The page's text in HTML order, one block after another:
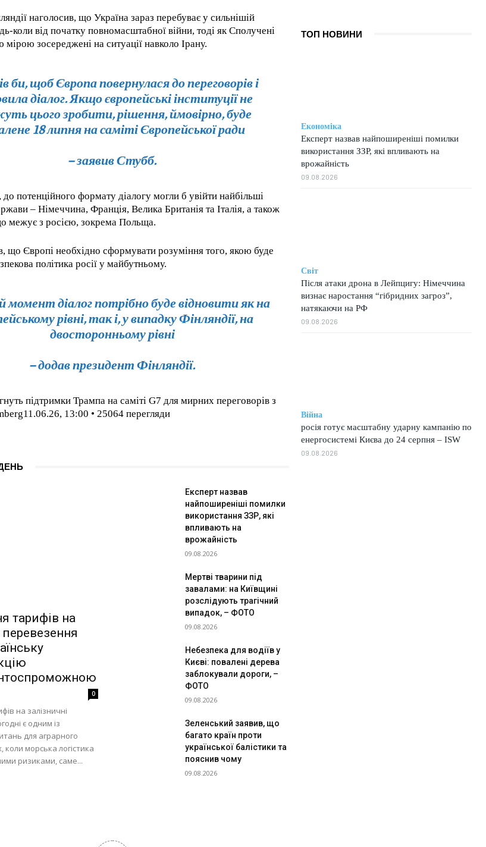
наголосив, що Україна зараз перебуває у сильнішій
коли від початку повномасштабної війни, тоді як Сполучені
зосереджені на ситуації навколо Ірану.
би, щоб Європа повернулася до переговорів і
діалог. Якщо європейські інституції не
цього зробити, рішення, ймовірно, буде
18 липня на саміті Європейської ради
– заявив Стубб.
потенційного формату діалогу могли б увійти найбільші
– Німеччина, Франція, Велика Британія та Італія, а також
межує з росією, зокрема Польща.
що Європі необхідно сформувати розуміння того, якою буде
політика росії у майбутньому.
момент діалог потрібно буде відновити як на
рівні, так і, у випадку Фінляндії, на
двосторонньому рівні
– додав президент Фінляндії.
підтримки Трампа на саміті G7 для мирних переговорів з
13:00 • 25064 перегляди
тарифів на
перевезення
0
на залізничні
є одним із
для аграрного
коли морська логістика
ризиками, саме...
Експерт назвав
найпоширеніші помилки
використання ЗЗР, які
впливають на
врожайність
09.08.2026
Мертві тварини під
завалами: на Київщині
розслідують трагічний
випадок, – ФОТО
09.08.2026
Небезпека для водіїв у
Києві: повалені дерева
заблокували дороги, –
ФОТО
09.08.2026
Зеленський заявив, що
багато країн проти
української балістики та
пояснив чому
09.08.2026
ТОП НОВИНИ
Економіка
Експерт назвав найпоширеніші помилки
використання ЗЗР, які впливають на
врожайність
09.08.2026
Світ
Після атаки дрона в Лейпцигу: Німеччина
визнає наростання “гібридних загроз”,
натякаючи на РФ
09.08.2026
Війна
росія готує масштабну ударну кампанію по
енергосистемі Києва до 24 серпня – ISW
09.08.2026